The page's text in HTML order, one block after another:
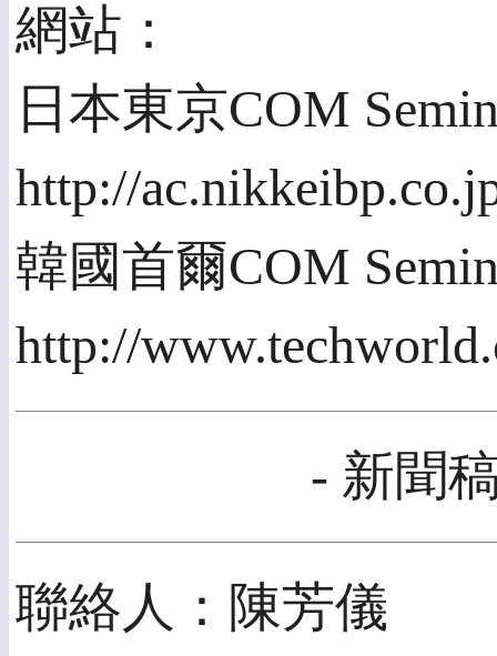
網站：
日本東京COM
http://
韓國首爾COM
http://
- 新聞
聯絡人：陳芳儀